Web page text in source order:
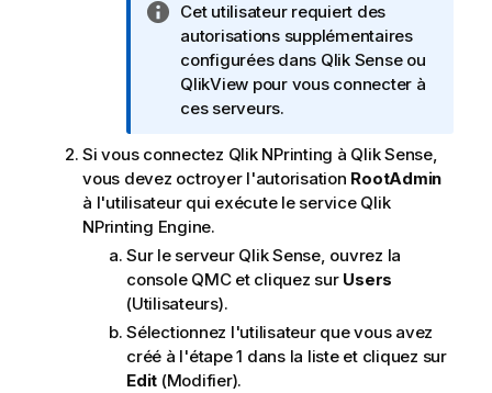
a
t
i
o
n
N
o
t
e
I
f
o
r
m
a
t
i
o
n
s
Cet utilisateur requiert des
autorisations supplémentaires
configurées dans Qlik Senseou
QlikView pour vous connecter à
ces serveurs.
Si vous connectez Qlik NPrinting à Qlik Sense,
vous devez octroyer l'autorisation RootAdmin
à l'utilisateur qui exécute le service Qlik
NPrinting Engine.
Sur le serveur Qlik Sense, ouvrez la
console QMC et cliquez sur Users
(Utilisateurs).
Sélectionnez l'utilisateur que vous avez
créé à l'étape 1 dans la liste et cliquez sur
Edit (Modifier).